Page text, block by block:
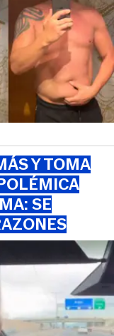
Y TOMA
SE